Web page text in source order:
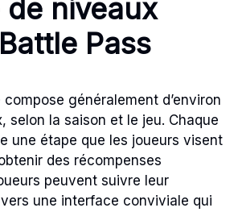
de niveaux
Pass
compose généralement d’environ
selon la saison et le jeu. Chaque
une étape que les joueurs visent
des récompenses
peuvent suivre leur
une interface conviviale qui